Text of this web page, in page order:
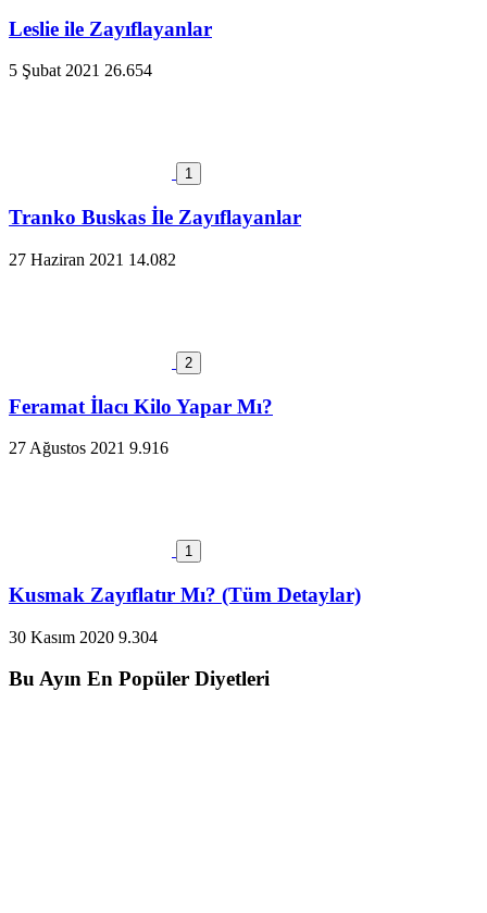
Leslie ile Zayıflayanlar
5 Şubat 2021 26.654
1
Tranko Buskas İle Zayıflayanlar
27 Haziran 2021 14.082
2
Feramat İlacı Kilo Yapar Mı?
27 Ağustos 2021 9.916
1
Kusmak Zayıflatır Mı? (Tüm Detaylar)
30 Kasım 2020 9.304
Bu Ayın En Popüler Diyetleri